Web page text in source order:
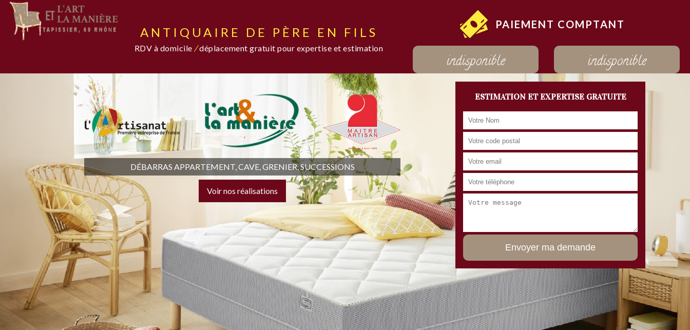
ANTIQUAIRE DE PÈRE EN FILS
RDV à domicile /déplacement gratuit pour expertise et estimation
PAIEMENT COMPTANT
indisponible indisponible
DÉBARRAS APPARTEMENT, CAVE, GRENIER, SUCCESSIONS
Voir nos réalisations
ESTIMATION ET EXPERTISE GRATUITE